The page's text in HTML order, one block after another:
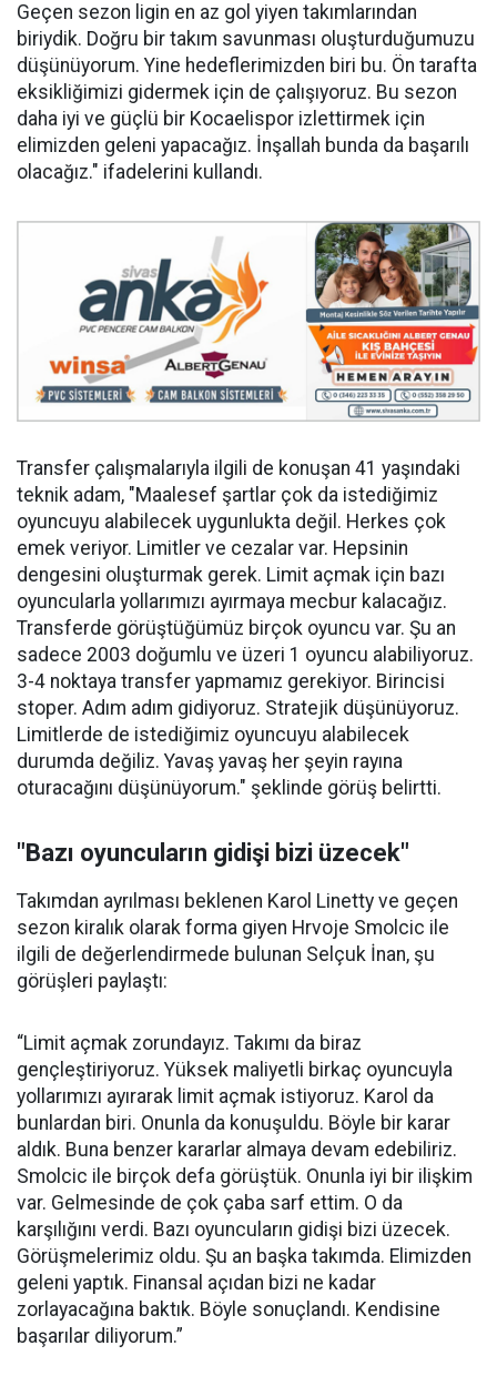
Geçen sezon ligin en az gol yiyen takımlarından
biriydik. Doğru bir takım savunması oluşturduğumuzu
düşünüyorum. Yine hedeflerimizden biri bu. Ön tarafta
eksikliğimizi gidermek için de çalışıyoruz. Bu sezon
daha iyi ve güçlü bir Kocaelispor izlettirmek için
elimizden geleni yapacağız. İnşallah bunda da başarılı
olacağız." ifadelerini kullandı.
Transfer çalışmalarıyla ilgili de konuşan 41 yaşındaki
teknik adam, "Maalesef şartlar çok da istediğimiz
oyuncuyu alabilecek uygunlukta değil. Herkes çok
emek veriyor. Limitler ve cezalar var. Hepsinin
dengesini oluşturmak gerek. Limit açmak için bazı
oyuncularla yollarımızı ayırmaya mecbur kalacağız.
Transferde görüştüğümüz birçok oyuncu var. Şu an
sadece 2003 doğumlu ve üzeri 1 oyuncu alabiliyoruz.
3-4 noktaya transfer yapmamız gerekiyor. Birincisi
stoper. Adım adım gidiyoruz. Stratejik düşünüyoruz.
Limitlerde de istediğimiz oyuncuyu alabilecek
durumda değiliz. Yavaş yavaş her şeyin rayına
oturacağını düşünüyorum." şeklinde görüş belirtti.
"Bazı oyuncuların gidişi bizi üzecek"
Takımdan ayrılması beklenen Karol Linetty ve geçen
sezon kiralık olarak forma giyen Hrvoje Smolcic ile
ilgili de değerlendirmede bulunan Selçuk İnan, şu
görüşleri paylaştı:
“Limit açmak zorundayız. Takımı da biraz
gençleştiriyoruz. Yüksek maliyetli birkaç oyuncuyla
yollarımızı ayırarak limit açmak istiyoruz. Karol da
bunlardan biri. Onunla da konuşuldu. Böyle bir karar
aldık. Buna benzer kararlar almaya devam edebiliriz.
Smolcic ile birçok defa görüştük. Onunla iyi bir ilişkim
var. Gelmesinde de çok çaba sarf ettim. O da
karşılığını verdi. Bazı oyuncuların gidişi bizi üzecek.
Görüşmelerimiz oldu. Şu an başka takımda. Elimizden
geleni yaptık. Finansal açıdan bizi ne kadar
zorlayacağına baktık. Böyle sonuçlandı. Kendisine
başarılar diliyorum.”